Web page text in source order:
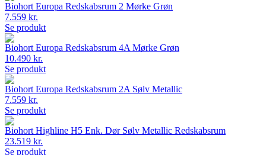
Biohort Europa Redskabsrum 2 Mørke Grøn
7.559 kr.
Se produkt
Biohort Europa Redskabsrum 4A Mørke Grøn
10.490 kr.
Se produkt
Biohort Europa Redskabsrum 2A Sølv Metallic
7.559 kr.
Se produkt
Biohort Highline H5 Enk. Dør Sølv Metallic Redskabsrum
23.519 kr.
Se produkt